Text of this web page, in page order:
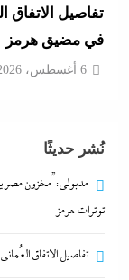
أبو يحى نصار
كواليس اتفاق
6 أغسطس، 2026
نُشر حديثًا
مدبولي:”مخزون مصر
توترات هرمز
تفاصيل الاتفاق